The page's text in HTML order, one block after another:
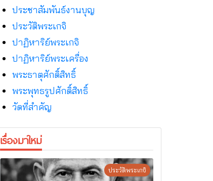
ประชาสัมพันธ์งานบุญ
ประวัติพระเกจิ
ปาฏิหาริย์พระเกจิ
ปาฏิหาริย์พระเครื่อง
พระธาตุศักดิ์สิทธิ์
พระพุทธรูปศักดิ์สิทธิ์
วัดที่สําคัญ
เรื่องมาใหม่
ประวัติพระเกจิ